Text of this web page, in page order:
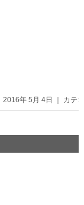
2016年 5月 4日 ｜ カテ